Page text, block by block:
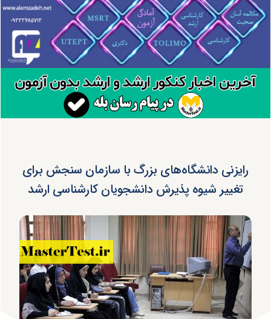
رایزنی دانشگاه‌های بزرگ با سازمان سنجش برای
تغییر شیوه پذیرش دانشجویان کارشناسی ارشد